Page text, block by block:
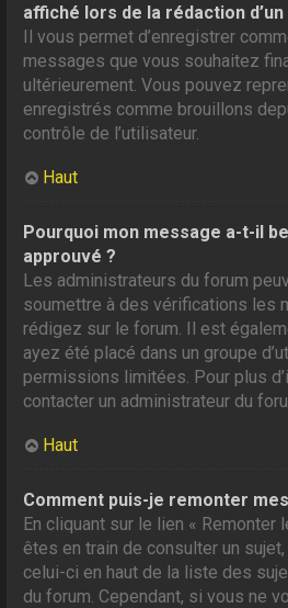
affiché lors de la rédaction
Il vous permet d’enregistrer
messages que vous souhaitez
ultérieurement. Vous pouvez
enregistrés comme brouillons
contrôle de l’utilisateur.
Haut
Pourquoi mon message a-t-il
approuvé ?
Les administrateurs du forum
soumettre à des vérifications les
rédigez sur le forum. Il est
ayez été placé dans un groupe
permissions limitées. Pour plus
contacter un administrateur du
Haut
Comment puis-je remonter
En cliquant sur le lien « Remonter
êtes en train de consulter un
celui-ci en haut de la liste des
du forum. Cependant, si vous ne